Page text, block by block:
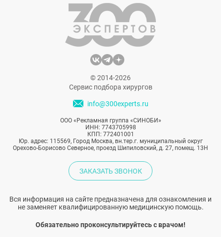
© 2014-2026
Сервис подбора хирургов
info@300experts.ru
ООО «Рекламная группа «СИНОБИ»
ИНН: 7743705998
КПП: 772401001
Юр. адрес: 115569, Город Москва, вн.тер.г. муниципальный округ
Орехово-Борисово Северное, проезд Шипиловский, д. 27, помещ. 13Н
ЗАКАЗАТЬ ЗВОНОК
Вся информация на сайте предназначена для ознакомления и
не заменяет квалифицированную медицинскую помощь.
Обязательно проконсультируйтесь с врачом!